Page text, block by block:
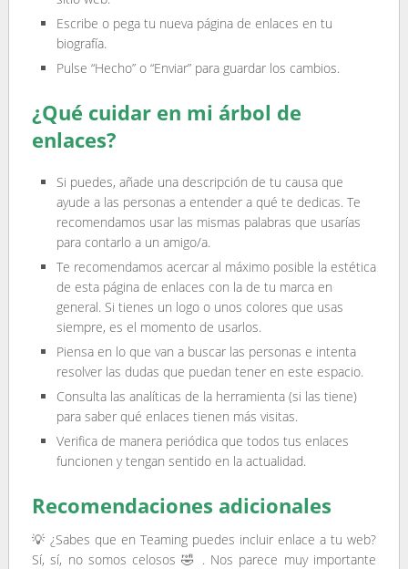
Escribe o pega tu nueva página de enlaces en tu
biografía.
Pulse “Hecho” o “Enviar” para guardar los cambios.
¿Qué cuidar en mi árbol de
enlaces?
Si puedes, añade una descripción de tu causa que
ayude a las personas a entender a qué te dedicas. Te
recomendamos usar las mismas palabras que usarías
para contarlo a un amigo/a.
Te recomendamos acercar al máximo posible la estética
de esta página de enlaces con la de tu marca en
general. Si tienes un logo o unos colores que usas
siempre, es el momento de usarlos.
Piensa en lo que van a buscar las personas e intenta
resolver las dudas que puedan tener en este espacio.
Consulta las analíticas de la herramienta (si las tiene)
para saber qué enlaces tienen más visitas.
Verifica de manera periódica que todos tus enlaces
funcionen y tengan sentido en la actualidad.
Recomendaciones adicionales
💡 ¿Sabes que en Teaming puedes incluir enlace a tu web?
Sí, sí, no somos celosos 🤣 . Nos parece muy importante